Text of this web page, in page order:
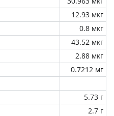
12.93 мкг
0.8 мкг
43.52 мкг
2.88 мкг
0.7212 мг
5.73 г
2.7 г